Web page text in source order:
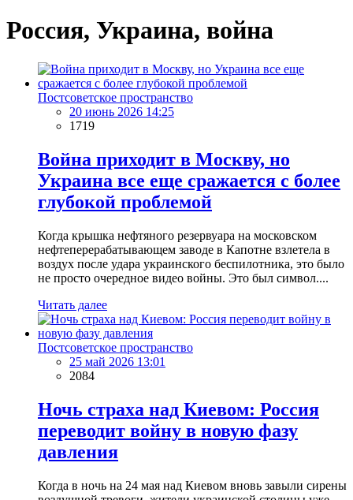
Россия, Украина, война
Постсоветское пространство
20 июнь 2026 14:25
1719
Война приходит в Москву, но
Украина все еще сражается с более
глубокой проблемой
Когда крышка нефтяного резервуара на московском
нефтеперерабатывающем заводе в Капотне взлетела в
воздух после удара украинского беспилотника, это было
не просто очередное видео войны. Это был символ....
Читать далее
Постсоветское пространство
25 май 2026 13:01
2084
Ночь страха над Киевом: Россия
переводит войну в новую фазу
давления
Когда в ночь на 24 мая над Киевом вновь завыли сирены